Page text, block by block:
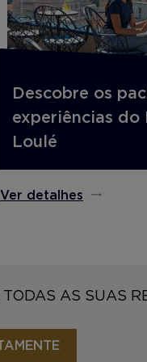
Descobre os
experiências do
Loulé
Ver detalhes
TODAS AS SUAS